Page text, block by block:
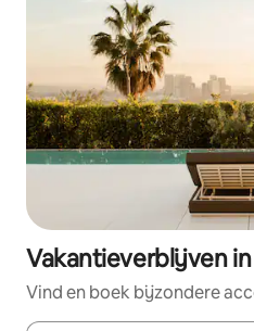
Vakantieverblijven
Vind en boek bijzondere